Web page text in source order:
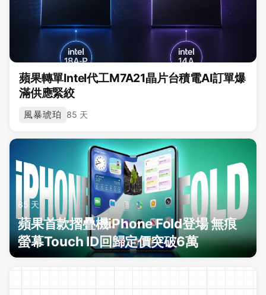
蘋果轉單Intel代工M7A21晶片台積電AI訂單爆
滿供應緊絞
風暴琥珀 85 天
85 天
蘋果首款摺疊機iPhone Fold登場 無痕
螢幕Touch ID回歸定價突破6萬